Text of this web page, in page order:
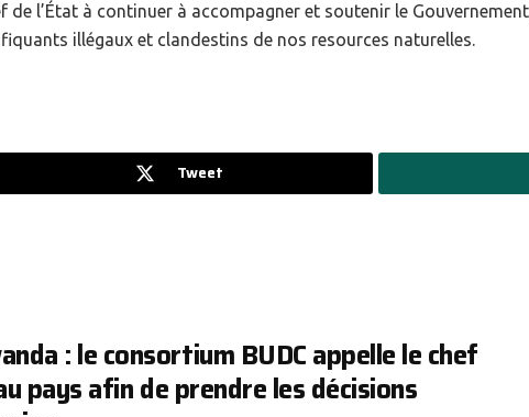
de l’État à continuer à accompagner et soutenir le
illégaux et clandestins de nos resources naturelles.
Tweet
: le consortium BUDC appelle le chef
pays afin de prendre les décisions